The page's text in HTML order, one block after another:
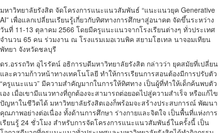
มหาวิทยาลัยรังสิต จัดโครงการแนะแนวสัมพันธ์ “แนะแนวยุค Generative
AI” เพื่อแลกเปลี่ยนเรียนรู้เกี่ยวกับทิศทางการศึกษาสู่อนาคต จัดขึ้นระหว่าง
วันที่ 11-13 ตุลาคม 2566 โดยมีครูแนะแนวจากโรงเรียนต่างๆ ทั่วประเทศ
จำนวน 65 คน ร่วมงาน ณ โรงแรมเมอเวนพิค สยามโฮเทล นาจอมเทียน
พัทยา จังหวัดชลบุรี
ดร.อรรถวิท อุไรรัตน์ อธิการบดีมหาวิทยาลัยรังสิต กล่าวว่า ยุคสมัยที่เปลี่ยน
และความก้าวหน้าทางเทคโนโลยี ทำให้การเรียนการสอนต้องมีการปรับตัว
“ครูแนะแนว” มีความสำคัญมากในการให้ทิศทาง เป็นผู้ที่ทำให้เด็กค้นพบตัว
เอง เมื่อเขามีแนวทางที่ถูกต้องจะสามารถต่อยอดไปสู่ความสำเร็จ หรือแก้ไข
ปัญหาในชีวิตได้ มหาวิทยาลัยรังสิตเองก็พร้อมจะสร้างประสบการณ์ พัฒนา
คุณภาพอย่างต่อเนื่อง ทั้งด้านการศึกษา ร่างกายและจิตใจ เป็นพื้นที่แห่งการ
เรียนรู้ 24 ชั่วโมง สำหรับการจัดโครงการแนะแนวสัมพันธ์ในครั้งนี้ เป็น